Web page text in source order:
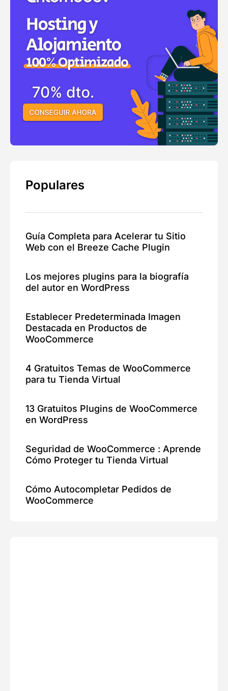
Populares
Guía Completa para Acelerar tu Sitio
Web con el Breeze Cache Plugin
Los mejores plugins para la biografía
del autor en WordPress
Establecer Predeterminada Imagen
Destacada en Productos de
WooCommerce
4 Gratuitos Temas de WooCommerce
para tu Tienda Virtual
13 Gratuitos Plugins de WooCommerce
en WordPress
Seguridad de WooCommerce : Aprende
Cómo Proteger tu Tienda Virtual
Cómo Autocompletar Pedidos de
WooCommerce